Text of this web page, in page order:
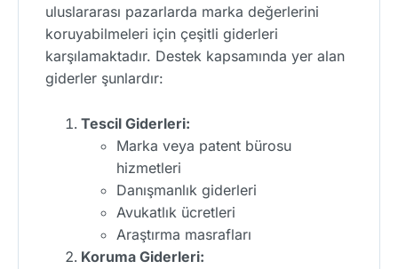
uluslararası pazarlarda marka değerlerini
koruyabilmeleri için çeşitli giderleri
karşılamaktadır. Destek kapsamında yer alan
giderler şunlardır:
Tescil Giderleri:
Marka veya patent bürosu
hizmetleri
Danışmanlık giderleri
Avukatlık ücretleri
Araştırma masrafları
Koruma Giderleri: